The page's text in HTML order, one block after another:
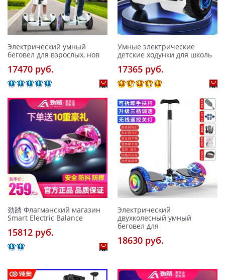
Электрический умный
беговел для взрослых, нов
17470 pуб.
Умные электрические
детские ходунки для школь
17365 pуб.
劲踏 Флагманский магазин
Smart Electric Balance
15812 pуб.
Электрический
двухколесный умный
беговел для
18630 pуб.